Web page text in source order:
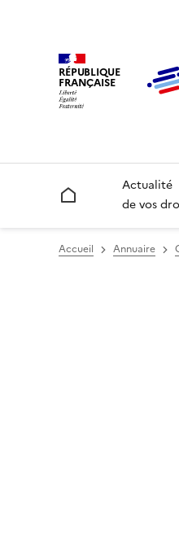
RÉPUBLIQUE
FRANÇAISE
Accueil
Actualité
de vos
Accueil Annuaire